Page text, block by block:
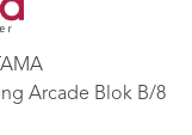
Arcade Blok B/8